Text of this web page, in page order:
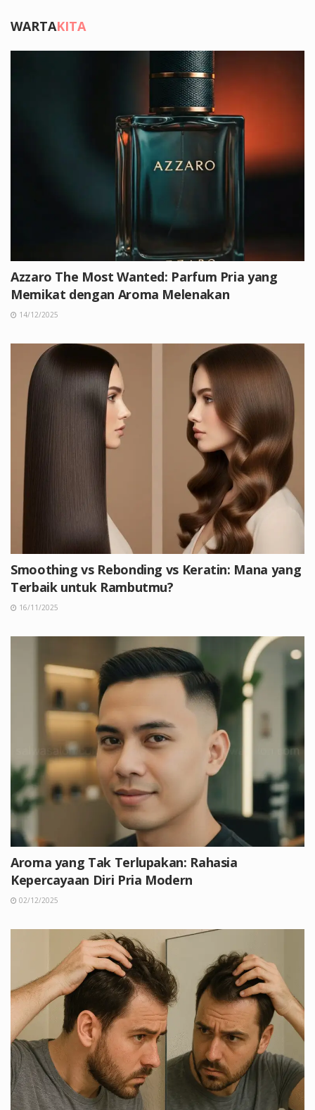
WARTAKITA
Azzaro The Most Wanted: Parfum Pria yang
Memikat dengan Aroma Melenakan
14/12/2025
Smoothing vs Rebonding vs Keratin: Mana yang
Terbaik untuk Rambutmu?
16/11/2025
Aroma yang Tak Terlupakan: Rahasia
Kepercayaan Diri Pria Modern
02/12/2025